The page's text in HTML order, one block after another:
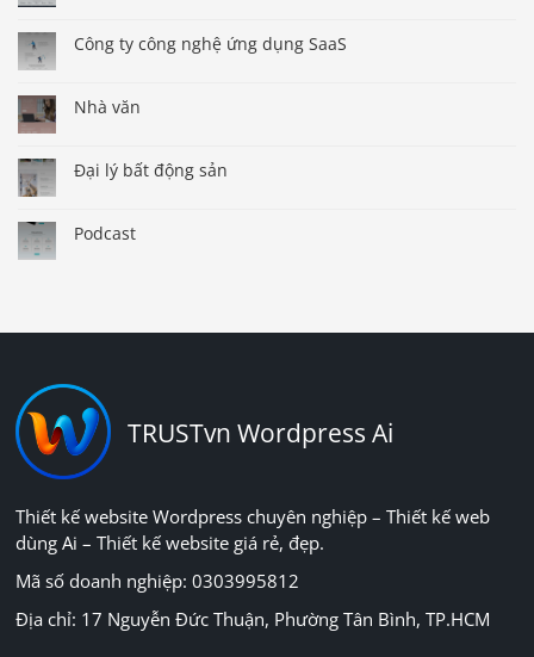
Công ty công nghệ ứng dụng SaaS
Nhà văn
Đại lý bất động sản
Podcast
TRUSTvn Wordpress Ai
Thiết kế website Wordpress chuyên nghiệp – Thiết kế web
dùng Ai – Thiết kế website giá rẻ, đẹp.
Mã số doanh nghiệp: 0303995812
Địa chỉ: 17 Nguyễn Đức Thuận, Phường Tân Bình, TP.HCM